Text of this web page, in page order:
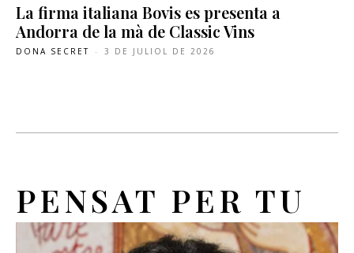
La firma italiana Bovis es presenta a
Andorra de la mà de Classic Vins
DONA SECRET - 3 DE JULIOL DE 2026
PENSAT PER TU